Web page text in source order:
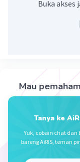
jawabannya
Buka
Mau
Tanya ke
Yuk, cobain chat dan
bareng AiRIS, teman